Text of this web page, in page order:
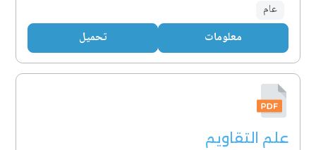
عام
معلومات تحميل
علم التقاويم